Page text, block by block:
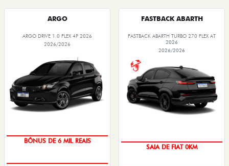
ARGO
ARGO DRIVE 1.0 FLEX 4P 2026
2026/2026
BÔNUS DE 6 MIL REAIS
FASTBACK ABARTH
FASTBACK ABARTH TURBO 270 FLEX AT
2026
2026/2026
SAIA DE FIAT 0KM